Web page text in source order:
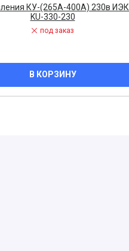
КУ-(265А-400А) 230в ИЭК
KU-330-230
под заказ
В КОРЗИНУ